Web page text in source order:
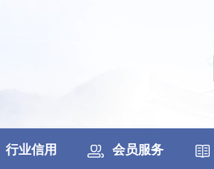
行业信用 会员服务